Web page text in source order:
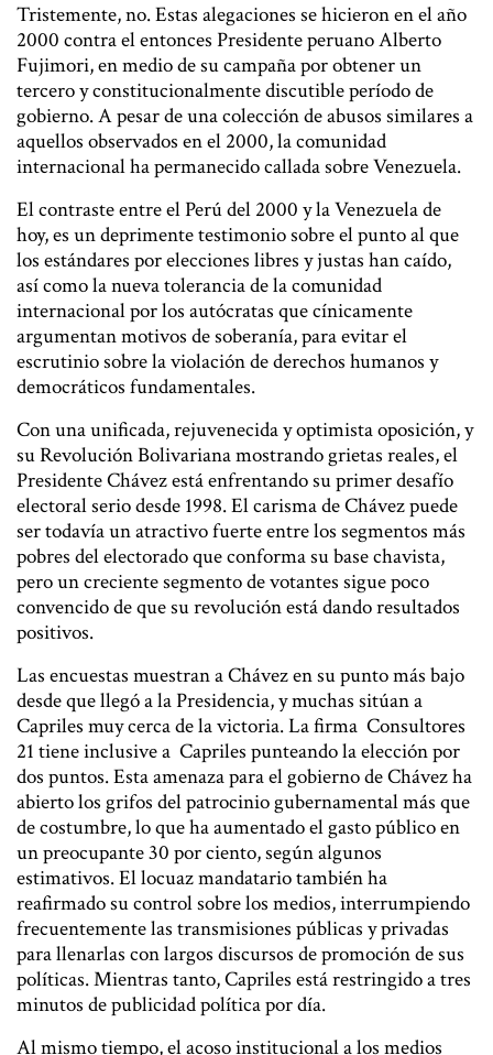
Tristemente, no. Estas alegaciones se hicieron en el año
2000 contra el entonces Presidente peruano Alberto
Fujimori, en medio de su campaña por obtener un
tercero y constitucionalmente discutible período de
gobierno. A pesar de una colección de abusos similares a
aquellos observados en el 2000, la comunidad
internacional ha permanecido callada sobre Venezuela.
El contraste entre el Perú del 2000 y la Venezuela de
hoy, es un deprimente testimonio sobre el punto al que
los estándares por elecciones libres y justas han caído,
así como la nueva tolerancia de la comunidad
internacional por los autócratas que cínicamente
argumentan motivos de soberanía, para evitar el
escrutinio sobre la violación de derechos humanos y
democráticos fundamentales.
Con una unificada, rejuvenecida y optimista oposición, y
su Revolución Bolivariana mostrando grietas reales, el
Presidente Chávez está enfrentando su primer desafío
electoral serio desde 1998. El carisma de Chávez puede
ser todavía un atractivo fuerte entre los segmentos más
pobres del electorado que conforma su base chavista,
pero un creciente segmento de votantes sigue poco
convencido de que su revolución está dando resultados
positivos.
Las encuestas muestran a Chávez en su punto más bajo
desde que llegó a la Presidencia, y muchas sitúan a
Capriles muy cerca de la victoria. La firma Consultores
21 tiene inclusive a Capriles punteando la elección por
dos puntos. Esta amenaza para el gobierno de Chávez ha
abierto los grifos del patrocinio gubernamental más que
de costumbre, lo que ha aumentado el gasto público en
un preocupante 30 por ciento, según algunos
estimativos. El locuaz mandatario también ha
reafirmado su control sobre los medios, interrumpiendo
frecuentemente las transmisiones públicas y privadas
para llenarlas con largos discursos de promoción de sus
políticas. Mientras tanto, Capriles está restringido a tres
minutos de publicidad política por día.
Al mismo tiempo, el acoso institucional a los medios